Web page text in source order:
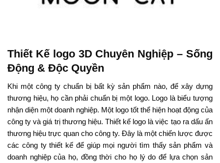
Thiết Kế logo 3D Chuyên Nghiệp – Sống
Động & Độc Quyền
Khi một công ty chuẩn bị bất kỳ sản phẩm nào, để xây dựng
thương hiệu, họ cần phải chuẩn bị một logo. Logo là biểu tượng
nhận diện một doanh nghiệp. Một logo tốt thể hiện hoạt động của
công ty và giá trị thương hiệu. Thiết kế logo là việc tạo ra dấu ấn
thương hiệu trực quan cho công ty. Đây là một chiến lược được
các công ty thiết kế để giúp mọi người tìm thấy sản phẩm và
doanh nghiệp của họ, đồng thời cho họ lý do để lựa chọn sản